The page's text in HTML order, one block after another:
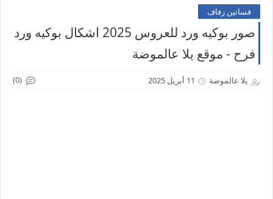
فساتين زفاف
صور بوكيه ورد للعروس 2025 اشكال بوكيه ورد
فرح - موقع يلا عالموضة
يلا عالموضة 11 أبريل 2025 (0)